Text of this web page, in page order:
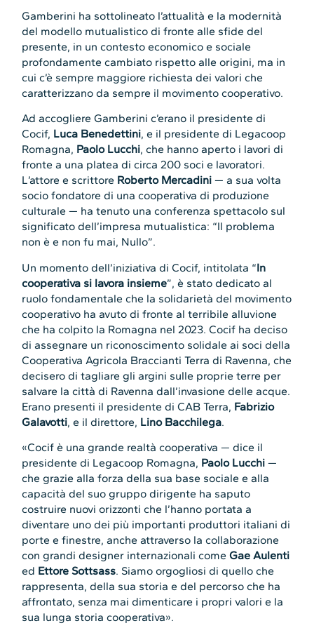
Gamberini ha sottolineato l’attualità e la modernità
del modello mutualistico di fronte alle sfide del
presente, in un contesto economico e sociale
profondamente cambiato rispetto alle origini, ma in
cui c’è sempre maggiore richiesta dei valori che
caratterizzano da sempre il movimento cooperativo.
Ad accogliere Gamberini c’erano il presidente di
Cocif, Luca Benedettini, e il presidente di Legacoop
Romagna, Paolo Lucchi, che hanno aperto i lavori di
fronte a una platea di circa 200 soci e lavoratori.
L’attore e scrittore Roberto Mercadini — a sua volta
socio fondatore di una cooperativa di produzione
culturale — ha tenuto una conferenza spettacolo sul
significato dell’impresa mutualistica: “Il problema
non è e non fu mai, Nullo”.
Un momento dell’iniziativa di Cocif, intitolata “In
cooperativa si lavora insieme”, è stato dedicato al
ruolo fondamentale che la solidarietà del movimento
cooperativo ha avuto di fronte al terribile alluvione
che ha colpito la Romagna nel 2023. Cocif ha deciso
di assegnare un riconoscimento solidale ai soci della
Cooperativa Agricola Braccianti Terra di Ravenna, che
decisero di tagliare gli argini sulle proprie terre per
salvare la città di Ravenna dall’invasione delle acque.
Erano presenti il presidente di CAB Terra, Fabrizio
Galavotti, e il direttore, Lino Bacchilega.
«Cocif è una grande realtà cooperativa — dice il
presidente di Legacoop Romagna, Paolo Lucchi—
che grazie alla forza della sua base sociale e alla
capacità del suo gruppo dirigente ha saputo
costruire nuovi orizzonti che l’hanno portata a
diventare uno dei più importanti produttori italiani di
porte e finestre, anche attraverso la collaborazione
con grandi designer internazionali comeGae Aulenti
ed Ettore Sottsass. Siamo orgogliosi di quello che
rappresenta, della sua storia e del percorso che ha
affrontato, senza mai dimenticare i propri valori e la
sua lunga storia cooperativa».